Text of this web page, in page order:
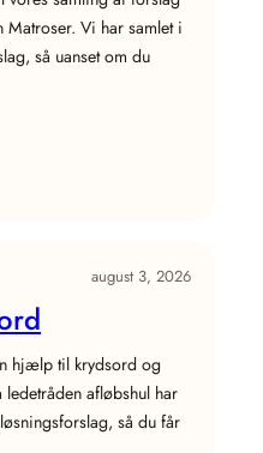
Vi har samlet i
så uanset om du
august 3, 2026
hjælp til krydsord og
afløbshul har
så du får